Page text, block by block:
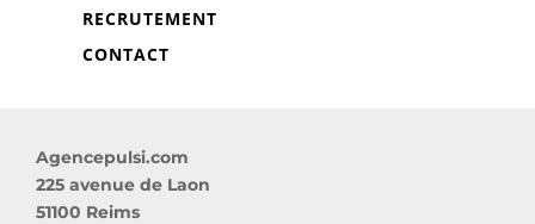
RECRUTEMENT
CONTACT
Agencepulsi.com
225 avenue de Laon
51100 Reims